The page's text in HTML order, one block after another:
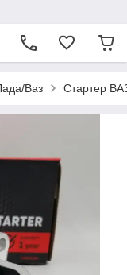
Ваз Стартер